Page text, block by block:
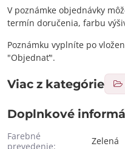
V poznámke objednávky
termín doručenia, farbu
Poznámku vyplníte po
"Objednať".
Viac z kategórie
Doplnkové
Farebné
prevedenie:
Zelená